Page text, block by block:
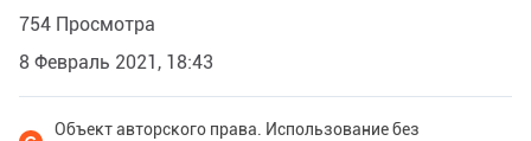
754 Просмотра
8 Февраль 2021, 18:43
Объект авторского права. Использование без